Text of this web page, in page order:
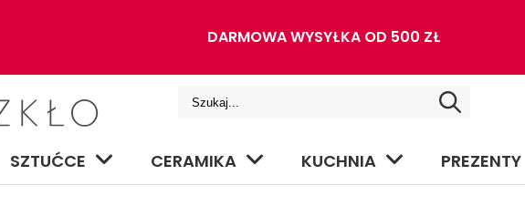
DARMOWA WYSYŁKA OD 500 ZŁ
SZTUĆCE CERAMIKA KUCHNIA PREZENTY